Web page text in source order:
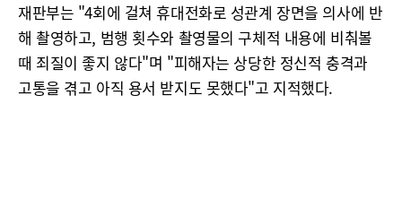
재판부는 "4회에 걸쳐 휴대전화로 성관계 장면을 의사에 반
해 촬영하고, 범행 횟수와 촬영물의 구체적 내용에 비춰볼
때 죄질이 좋지 않다"며 "피해자는 상당한 정신적 충격과
고통을 겪고 아직 용서 받지도 못했다"고 지적했다.